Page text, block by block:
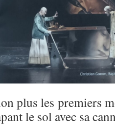
plus les premiers
le sol avec sa